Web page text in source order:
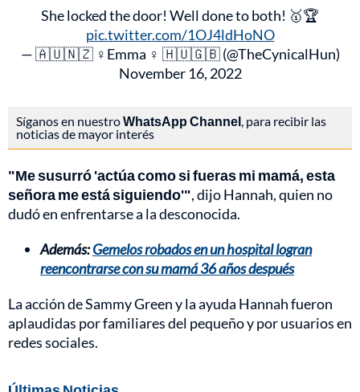
She locked the door! Well done to both! 🥇🏆
pic.twitter.com/1OJ4ldHoNO
— 🇦🇺🇳🇿 ♀️Emma ♀️ 🇭🇺🇬🇧 (@TheCynicalHun)
November 16, 2022
Síganos en nuestroWhatsApp Channel, para recibir las
noticias de mayor interés
"Me susurró 'actúa como si fueras mi mamá, esta
señora me está siguiendo'", dijo Hannah, quien no
dudó en enfrentarse a la desconocida.
Además:Gemelos robados en un hospital logran
reencontrarse con su mamá 36 años después
La acción de Sammy Green y la ayuda Hannah fueron
aplaudidas por familiares del pequeño y por usuarios en
redes sociales.